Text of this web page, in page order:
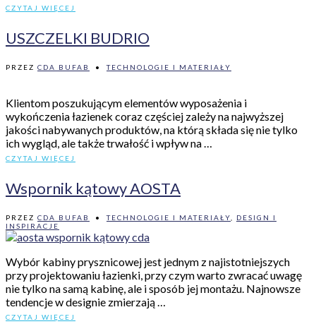
CZYTAJ WIĘCEJ
USZCZELKI BUDRIO
PRZEZ CDA BUFAB • TECHNOLOGIE I MATERIAŁY
Klientom poszukującym elementów wyposażenia i
wykończenia łazienek coraz częściej zależy na najwyższej
jakości nabywanych produktów, na którą składa się nie tylko
ich wygląd, ale także trwałość i wpływ na …
CZYTAJ WIĘCEJ
Wspornik kątowy AOSTA
PRZEZ CDA BUFAB • TECHNOLOGIE I MATERIAŁY
DESIGN I
INSPIRACJE
Wybór kabiny prysznicowej jest jednym z najistotniejszych
przy projektowaniu łazienki, przy czym warto zwracać uwagę
nie tylko na samą kabinę, ale i sposób jej montażu. Najnowsze
tendencje w designie zmierzają …
CZYTAJ WIĘCEJ